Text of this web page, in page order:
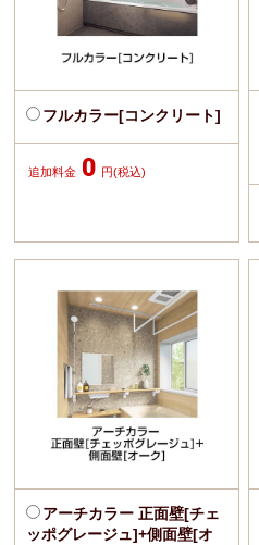
フルカラー[コンクリート]
追加料金 0 円(税込)
アーチカラー 正面壁[チェ
ッポグレージュ]+側面壁[オ